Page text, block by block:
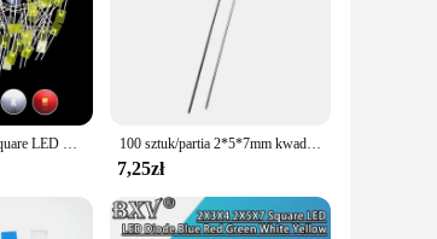
exceptional brightness and longevity.
of time. Their sleek rectangular shape
Their compact size and lightweight
option for both hobbyists and
they deliver the same brightness and
you're looking for a diode for signaling
100 sztuk 2X5X7 Square LED 257 czerwona dioda emitująca światło biały żółty czerwony zielony niebieski 2*5*7 elektroniczny zestaw do majsterkowania 100 sztuk/partia 2*5*7mm kwadratowa dioda LED zielona dioda emitująca światło 2X5X7 LED
7,25zł